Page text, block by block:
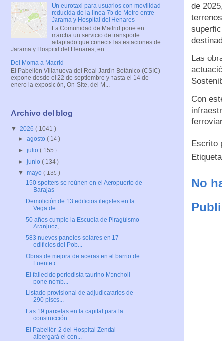
de
Las
Con
Escrito
No
Un eurotaxi para usuarios con movilidad
reducida de la línea 7b de Metro entre
Jarama y Hospital del Henares
La Comunidad de Madrid pone en
marcha un servicio de transporte
adaptado que conecta las estaciones de
Jarama y Hospital del Henares, en...
Del Moma a Madrid
El Pabellón Villanueva del Real Jardín Botánico (CSIC)
expone desde el 22 de septiembre y hasta el 14 de
enero la exposición, On-Site, del M...
Archivo del blog
▼ 2026 ( 1041 )
►agosto( 14 )
►julio( 155 )
►junio( 134 )
▼mayo( 135 )
150 spotters se reúnen en el Aeropuerto de
Barajas
Demolición de 13 edificios ilegales en la
Vega del...
50 años cumple la Escuela de Piragüismo
Aranjuez, ...
583 nuevos paneles solares en 17
edificios del Pob...
Obras de mejora de aceras en el barrio de
Fuente d...
El fallecido periodista taurino Moncholi
pone nomb...
Listado provisional de adjudicatarios de
290 pisos...
Las 19 parcelas en la capital para la
construcción...
El Pabellón 2 del Hospital Zendal
albergará el cen...